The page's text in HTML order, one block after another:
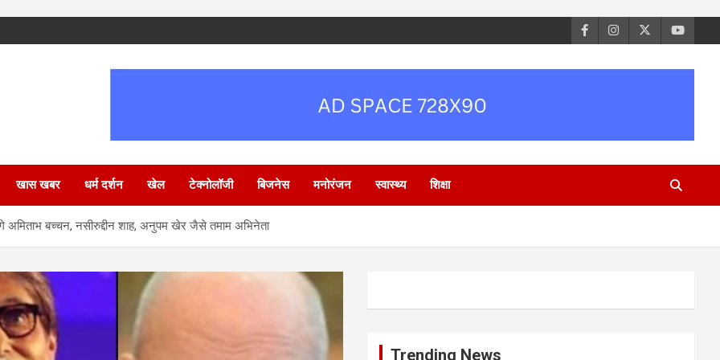
खास खबर धर्म दर्शन खेल टेक्नोलॉजी बिजनेस मनोरंजन स्वास्थ्य शिक्षा
अमिताभ बच्चन, नसीरुद्दीन शाह, अनुपम खेर जैसे तमाम अभिनेता
Trending News